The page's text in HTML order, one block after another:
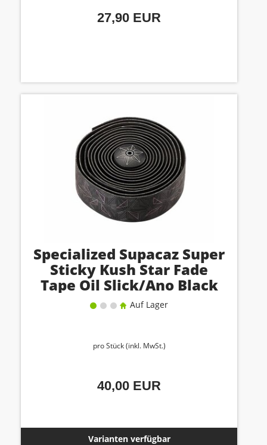
27,90 EUR
Specialized Supacaz Super
Sticky Kush Star Fade
Tape Oil Slick/Ano Black
Auf Lager
pro Stück (inkl. MwSt.)
40,00 EUR
Varianten verfügbar